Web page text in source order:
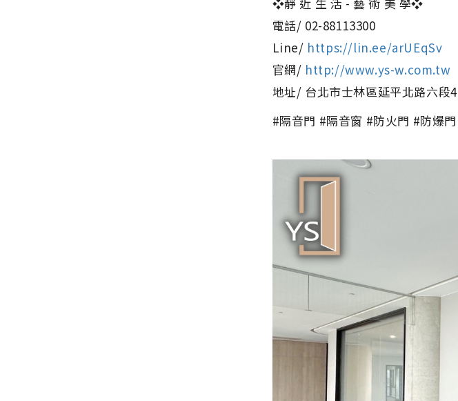
電話/ 02-88113300
Line/ https://lin.ee/arUEqSv
官網/ http://www.ys-w.com.tw
地址/ 台北市士林區延平北路六段
#隔音門 #隔音窗 #防火門 #防爆